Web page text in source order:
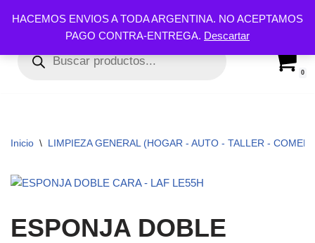
HACEMOS ENVIOS A TODA ARGENTINA. NO ACEPTAMOS
PAGO CONTRA-ENTREGA. Descartar
al
contenido
0
Inicio \ LIMPIEZA GENERAL (HOGAR - AUTO - TALLER -
ESPONJA DOBLE